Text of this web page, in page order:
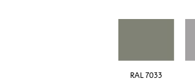
RAL 7033